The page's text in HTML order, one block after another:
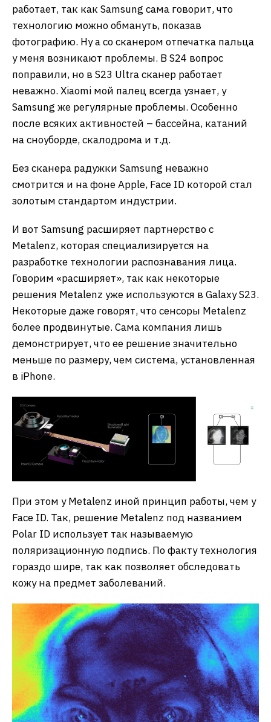
работает, так как Samsung сама говорит, что
технологию можно обмануть, показав
фотографию. Ну а со сканером отпечатка пальца
у меня возникают проблемы. В S24 вопрос
поправили, но в S23 Ultra сканер работает
неважно. Xiaomi мой палец всегда узнает, у
Samsung же регулярные проблемы. Особенно
после всяких активностей – бассейна, катаний
на сноуборде, скалодрома и т.д.
Без сканера радужки Samsung неважно
смотрится и на фоне Apple, Face ID которой стал
золотым стандартом индустрии.
И вот Samsung расширяет партнерство с
Metalenz, которая специализируется на
разработке технологии распознавания лица.
Говорим «расширяет», так как некоторые
решения Metalenz уже используются в Galaxy S23.
Некоторые даже говорят, что сенсоры Metalenz
более продвинутые. Сама компания лишь
демонстрирует, что ее решение значительно
меньше по размеру, чем система, установленная
в iPhone.
При этом у Metalenz иной принцип работы, чем у
Face ID. Так, решение Metalenz под названием
Polar ID использует так называемую
поляризационную подпись. По факту технология
гораздо шире, так как позволяет обследовать
кожу на предмет заболеваний.